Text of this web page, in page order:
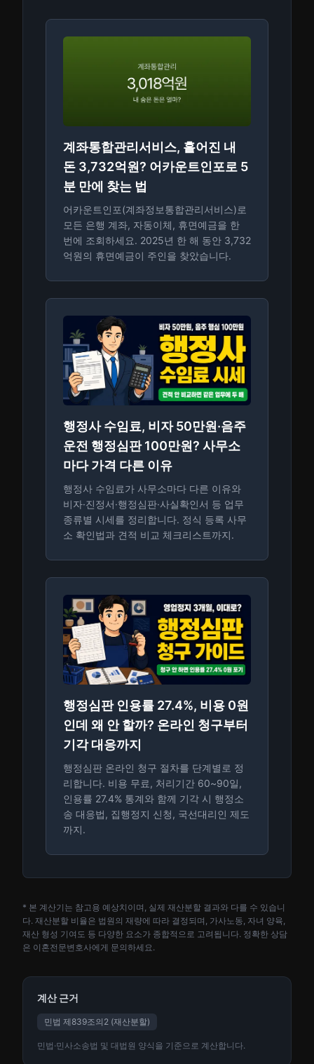
계좌통합관리서비스, 흩어진 내
돈 3,732억원? 어카운트인포로 5
분 만에 찾는 법
어카운트인포(계좌정보통합관리서비스)로
모든 은행 계좌, 자동이체, 휴면예금을 한
번에 조회하세요. 2025년 한 해 동안 3,732
억원의 휴면예금이 주인을 찾았습니다.
행정사 수임료, 비자 50만원·음주
운전 행정심판 100만원? 사무소
마다 가격 다른 이유
행정사 수임료가 사무소마다 다른 이유와
비자·진정서·행정심판·사실확인서 등 업무
종류별 시세를 정리합니다. 정식 등록 사무
소 확인법과 견적 비교 체크리스트까지.
행정심판 인용률 27.4%, 비용 0원
인데 왜 안 할까? 온라인 청구부터
기각 대응까지
행정심판 온라인 청구 절차를 단계별로 정
리합니다. 비용 무료, 처리기간 60~90일,
인용률 27.4% 통계와 함께 기각 시 행정소
송 대응법, 집행정지 신청, 국선대리인 제도
까지.
* 본 계산기는 참고용 예상치이며, 실제 재산분할 결과와 다를 수 있습니
다. 재산분할 비율은 법원의 재량에 따라 결정되며, 가사노동, 자녀 양육,
재산 형성 기여도 등 다양한 요소가 종합적으로 고려됩니다. 정확한 상담
은 이혼전문변호사에게 문의하세요.
계산 근거
민법 제839조의2 (재산분할)
민법·민사소송법 및 대법원 양식을 기준으로 계산합니다.